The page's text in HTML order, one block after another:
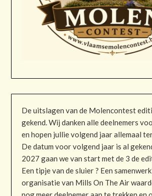
De uitslagen van de Molencontest
gekend. Wij danken alle deelnemers
en hopen jullie volgend jaar allemaal
De datum voor volgend jaar is al
2027 gaan we van start met de 3 de
Een tipje van de sluier ? Een
organisatie van Mills On The Air